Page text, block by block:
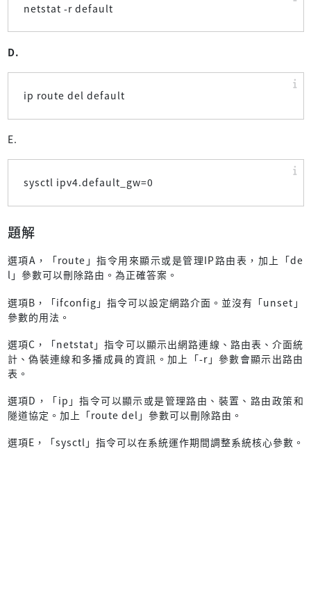
netstat -r default
D.
ip route del default
E.
sysctl ipv4.default_gw=0
題解
選項A，「route」指令用來顯示或是管理IP路由表，加上「de
l」參數可以刪除路由。為正確答案。
選項B，「ifconfig」指令可以設定網路介面。並沒有「unset」
參數的用法。
選項C，「netstat」指令可以顯示出網路連線、路由表、介面統
計、偽裝連線和多播成員的資訊。加上「-r」參數會顯示出路由
表。
選項D，「ip」指令可以顯示或是管理路由、裝置、路由政策和
隧道協定。加上「route del」參數可以刪除路由。
選項E，「sysctl」指令可以在系統運作期間調整系統核心參數。